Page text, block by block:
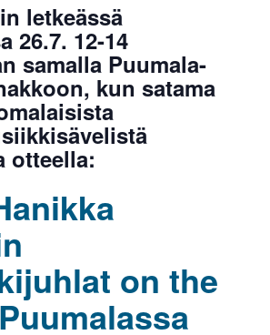
letkeässä
26.7. 12-14
samalla Puumala-
kun satama
otteella:
on the